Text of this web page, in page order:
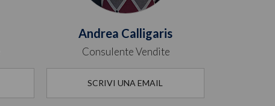
Andrea Calligaris
Consulente Vendite
SCRIVI UNA EMAIL